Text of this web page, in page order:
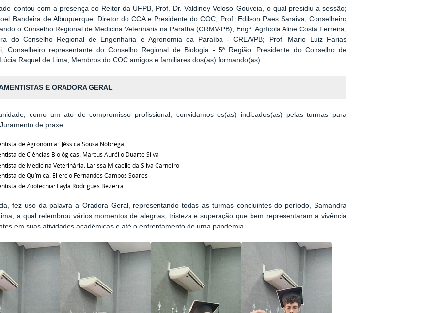
contou com a presença do Reitor da UFPB, Prof. Dr. Valdiney Veloso Gouveia, o qual presidiu a sessão;
Bandeira de Albuquerque, Diretor do CCA e Presidente do COC; Prof. Edilson Paes Saraiva, Conselheiro
o Conselho Regional de Medicina Veterinária na Paraíba (CRMV-PB); Engª. Agrícola Aline Costa Ferreira,
do Conselho Regional de Engenharia e Agronomia da Paraíba - CREA/PB; Prof. Mario Luiz Farias
Conselheiro representante do Conselho Regional de Biologia - 5ª Região; Presidente do Conselho de
Raquel de Lima; Membros do COC amigos e familiares dos(as) formando(as).
E ORADORA GERAL
como um ato de compromisso profissional, convidamos os(as) indicados(as) pelas turmas para
de praxe:
de Agronomia: Jéssica Sousa Nóbrega
de Ciências Biológicas: Marcus Aurélio Duarte Silva
de Medicina Veterinária: Larissa Micaelle da Silva Carneiro
de Química: Eliercio Fernandes Campos Soares
de Zootecnia: Layla Rodrigues Bezerra
fez uso da palavra a Oradora Geral, representando todas as turmas concluintes do período, Samandra
a qual relembrou vários momentos de alegrias, tristeza e superação que bem representaram a vivência
em suas atividades acadêmicas e até o enfrentamento de uma pandemia.